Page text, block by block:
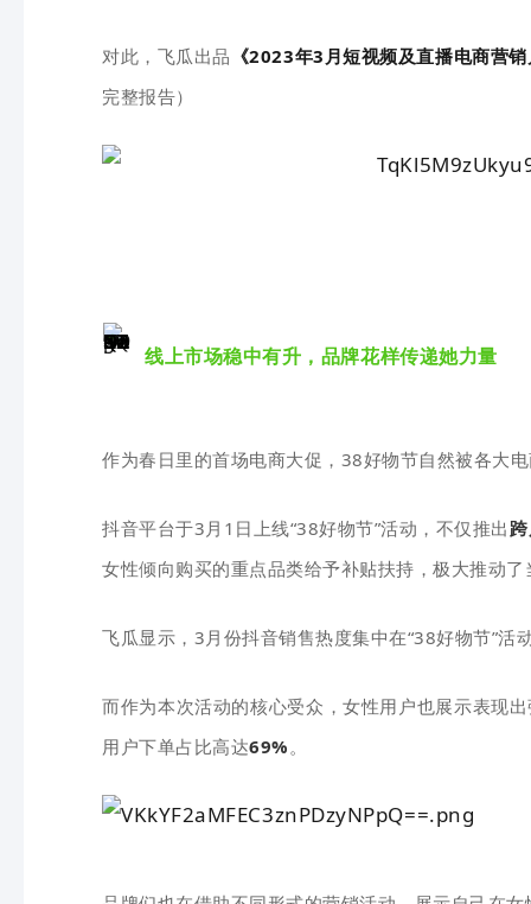
对此，飞瓜出品 《2023年3月短视频及直播电商营
完整报告）
线上市场稳中有升，品牌花样传递她力量
作为春日里的首场电商大促 ，38好物节自然被各大
抖音平台于3月1日上线“38好物节”活动，不仅推出
女性倾向购买的重点品类给予补贴扶持，极大推动
飞瓜显示，3月份抖音销售热度集中在“38好物节”活
而作为本次活动的核心受众，女性用户也展示表现
用户下单占比高达69%。